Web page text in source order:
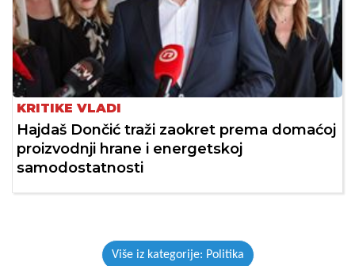
KRITIKE VLADI
Hajdaš Dončić traži zaokret prema domaćoj
proizvodnji hrane i energetskoj
samodostatnosti
Više iz kategorije: Politika